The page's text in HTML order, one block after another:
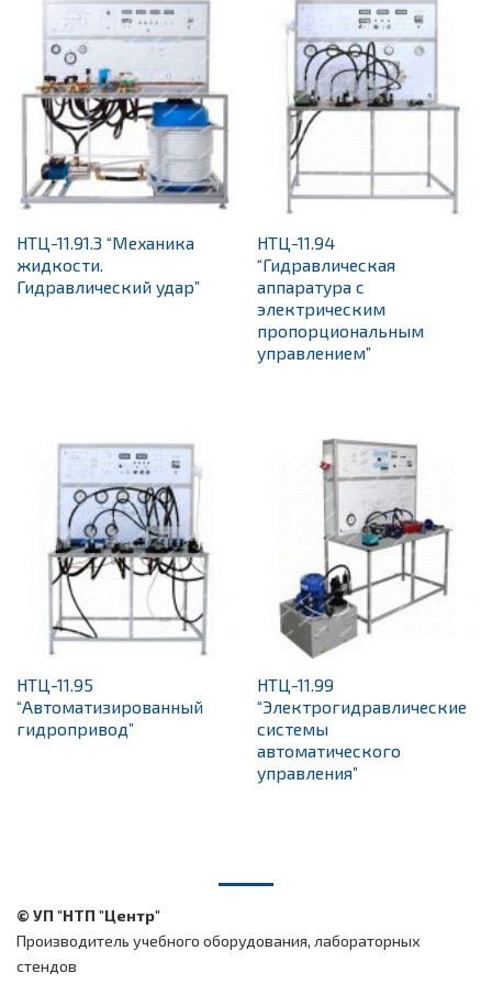
НТЦ-11.91.3 “Механика
жидкости.
Гидравлический удар”
НТЦ-11.94
“Гидравлическая
аппаратура с
электрическим
пропорциональным
управлением”
НТЦ-11.95
“Автоматизированный
гидропривод”
НТЦ-11.99
“Электрогидравлические
системы
автоматического
управления”
© УП "НТП "Центр"
Производитель учебного оборудования, лабораторных
стендов